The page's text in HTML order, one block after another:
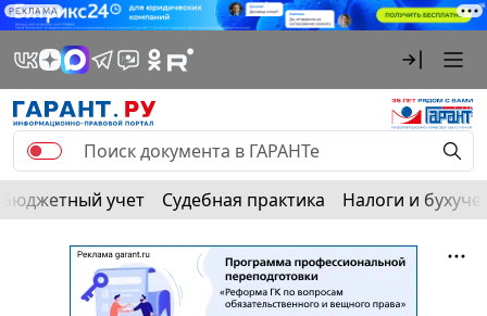
РЕКЛАМА
Бюджетный учет Судебная практика Налоги и